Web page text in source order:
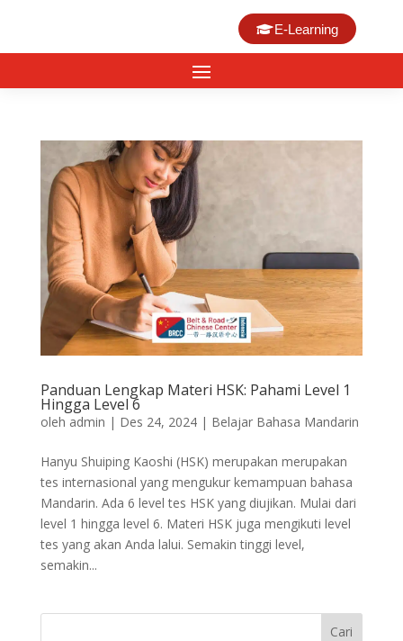
E-Learning
Panduan Lengkap Materi HSK: Pahami Level 1
Hingga Level 6
oleh admin | Des 24, 2024| Belajar Bahasa Mandarin
Hanyu Shuiping Kaoshi (HSK) merupakan merupakan
tes internasional yang mengukur kemampuan bahasa
Mandarin. Ada 6 level tes HSK yang diujikan. Mulai dari
level 1 hingga level 6. Materi HSK juga mengikuti level
tes yang akan Anda lalui. Semakin tinggi level,
semakin...
Cari